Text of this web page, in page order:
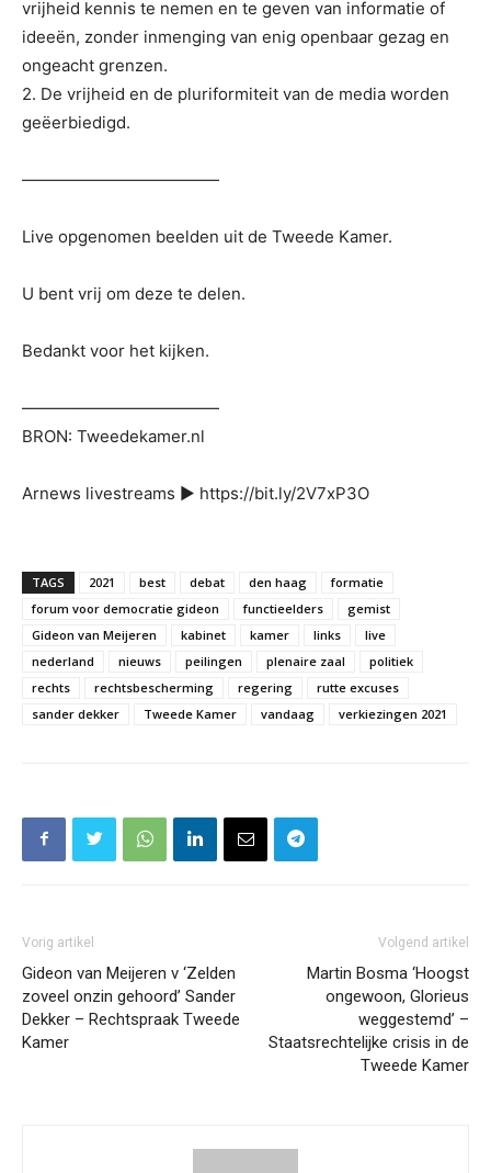
vrijheid kennis te nemen en te geven van informatie of
ideeën, zonder inmenging van enig openbaar gezag en
ongeacht grenzen.
2. De vrijheid en de pluriformiteit van de media worden
geëerbiedigd.
————————————
Live opgenomen beelden uit de Tweede Kamer.
U bent vrij om deze te delen.
Bedankt voor het kijken.
————————————
BRON: Tweedekamer.nl
Arnews livestreams ▶ https://bit.ly/2V7xP3O
TAGS 2021 best debat den haag
formatie
forum voor democratie gideon
functieelders
gemist
Gideon van Meijeren
kabinet kamer links
live
nederland
nieuws peilingen plenaire zaal
politiek
rechts
rechtsbescherming regering
rutte excuses
sander dekker
Tweede Kamer vandaag verkiezingen 2021
Vorig artikel
Gideon van Meijeren v ‘Zelden
zoveel onzin gehoord’ Sander
Dekker – Rechtspraak Tweede
Kamer
Volgend artikel
Martin Bosma ‘Hoogst
ongewoon, Glorieus
weggestemd’ –
Staatsrechtelijke crisis in de
Tweede Kamer